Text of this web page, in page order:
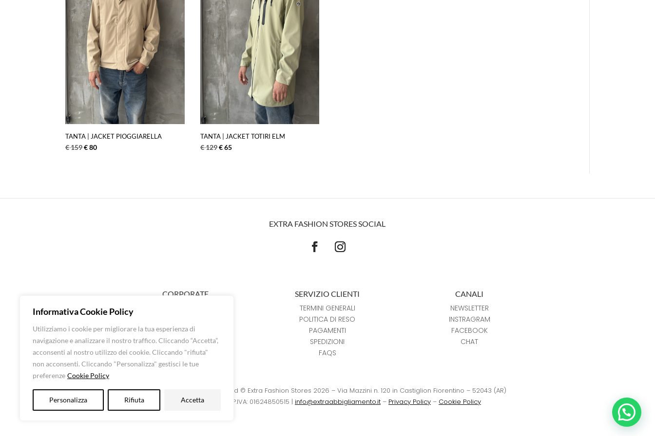
Informativa Cookie Policy
Utilizziamo i cookie per migliorare la tua esperienza di
navigazione e analizzare il nostro traffico. Cliccando “Accetta”,
acconsenti al nostro utilizzo dei cookie. Cliccando "rifiuta"
non acconsenti. Cliccando "Personalizza" gestisci le tue
preferenze Cookie Policy
Personalizza Rifiuta Accetta
TANTA | JACKET PIOGGIARELLA
€159€80
TANTA | JACKET TOTIRI ELM
€129€65
EXTRA FASHION STORES SOCIAL
CORPORATE
SHOP UOMO
BRANDS
CONTATTI
SERVIZIO CLIENTI
TERMINI GENERALI
POLITICA DI RESO
PAGAMENTI
SPEDIZIONI
FAQS
CANALI
NEWSLETTER
INSTRAGRAM
FACEBOOK
CHAT
Luna Srl – All rights reserved © Extra Fashion Stores 2026 – Via Mazzini n. 120 in Castiglion Fiorentino – 52043 (AR)
CF: 01624850515 – P.IVA: 01624850515 | info@extraabbigliamento.it – Privacy Policy – Cookie Policy